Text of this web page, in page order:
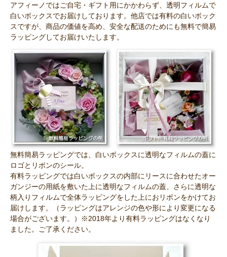
アフィーノではご自宅・ギフト用にかかわらず、透明フィルムで
白いボックスでお届けしております。他店では有料の白いボック
スですが、商品の価値を高め、安全な配送のためにも無料で簡易
ラッピングしてお届けいたします。
無料簡易ラッピングでは、白いボックスに透明なフィルムの蓋に
ロゴとリボンのシール。
有料ラッピングでは白いボックスの内部にリースに合わせたオー
ガンジーの用紙を敷いた上に透明なフィルムの蓋、さらに透明な
柄入りフィルムで全体ラッピングをした上におリボンをかけてお
届けします。（ラッピングはアレンジの色や形により変更になる
場合がございます。）※2018年より有料ラッピングはなくなり
ました。ご了承ください。